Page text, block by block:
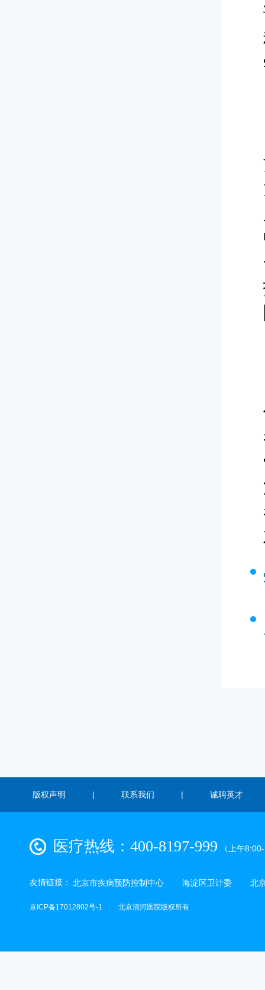
版权声明 | 联系我们 | 诚聘英才
医疗热线：400-8197-999 （上午
北京市疾病预防控制中心 海淀区卫计委 北
友情链接：
京ICP备17012802号-1 北京清河医院版权所有